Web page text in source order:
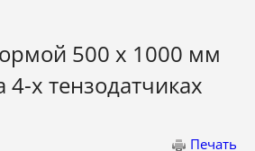
500 х 1000 мм
х тензодатчиках
Печать